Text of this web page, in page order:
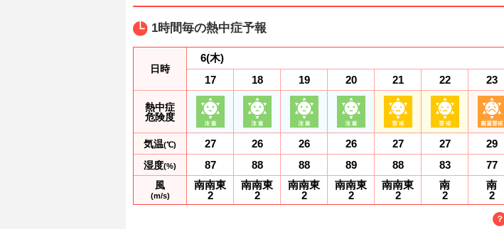
1時間毎の熱中症予報
日時
熱中症
危険度
気温(℃)
湿度(%)
風
(m/s)
6(木)
17
27
87
南南東
2
18
26
88
南南東
2
19
26
88
南南東
2
20
26
89
南南東
2
21
27
88
南南東
2
22
27
83
南
2
23
29
77
南
2